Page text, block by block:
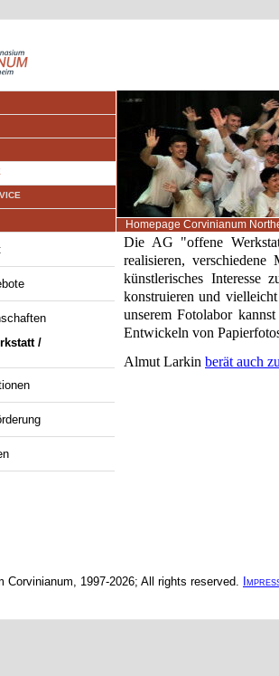
Homepage Corvinianum
Die AG "offene
realisieren,
künstlerisches Interesse
konstruieren und
unserem Fotolabor
Entwickeln von
Almut Larkin berät auch
/
Corvinianum, 1997-2026; All rights reserved.